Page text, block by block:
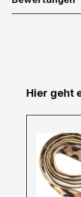
Hier geht